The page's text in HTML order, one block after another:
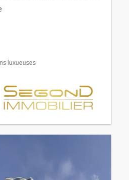
luxueuses